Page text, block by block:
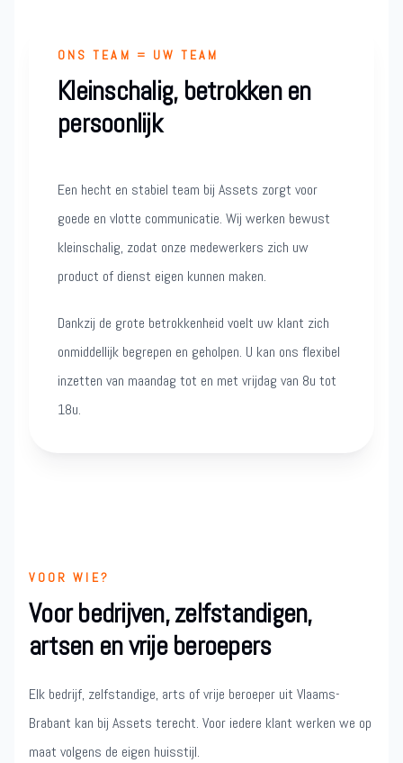
ONS TEAM = UW TEAM
Kleinschalig, betrokken en
persoonlijk
Een hecht en stabiel team bij Assets zorgt voor
goede en vlotte communicatie. Wij werken bewust
kleinschalig, zodat onze medewerkers zich uw
product of dienst eigen kunnen maken.
Dankzij de grote betrokkenheid voelt uw klant zich
onmiddellijk begrepen en geholpen. U kan ons flexibel
inzetten van maandag tot en met vrijdag van 8u tot
18u.
VOOR WIE?
Voor bedrijven, zelfstandigen,
artsen en vrije beroepers
Elk bedrijf, zelfstandige, arts of vrije beroeper uit Vlaams-
Brabant kan bij Assets terecht. Voor iedere klant werken we op
maat volgens de eigen huisstijl.